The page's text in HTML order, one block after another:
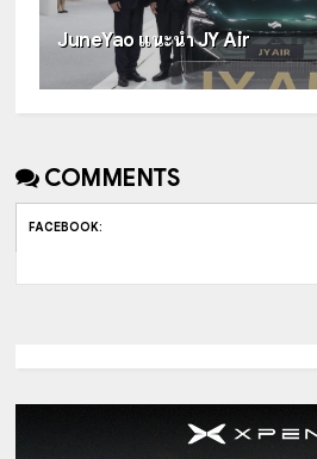
JuneYao แนะนำ JY Air
COMMENTS
FACEBOOK: